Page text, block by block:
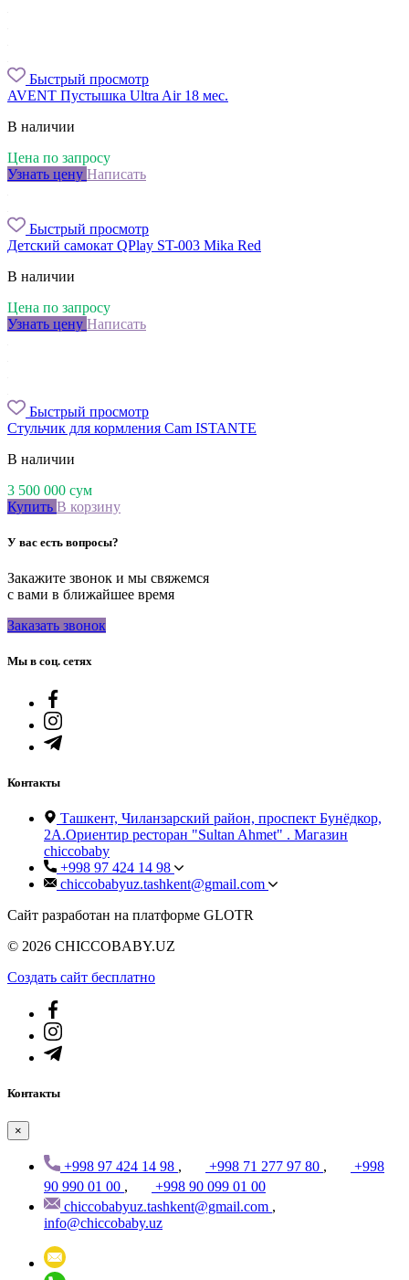
Быстрый просмотр
AVENT Пустышка Ultra Air 18 мес.
В наличии
Цена по запросу
Узнать цену Написать
Быстрый просмотр
Детский самокат QPlay ST-003 Mika Red
В наличии
Цена по запросу
Узнать цену Написать
Быстрый просмотр
Стульчик для кормления Cam ISTANTE
В наличии
3 500 000 сум
Купить В корзину
У вас есть вопросы?
Закажите звонок и мы свяжемся
с вами в ближайшее время
Заказать звонок
Мы в соц. сетях
Контакты
Ташкент, Чиланзарский район, проспект Бунёдкор,
2А.Ориентир ресторан "Sultan Ahmet" . Магазин
chiccobaby
+998 97 424 14 98
chiccobabyuz.tashkent@gmail.com
Сайт разработан на платформе GLOTR
© 2026 CHICCOBABY.UZ
Создать cайт бесплатно
Контакты
×
+998 97 424 14 98 , +998 71 277 97 80 ,
+998
90 990 01 00 ,
+998 90 099 01 00
chiccobabyuz.tashkent@gmail.com ,
info@chiccobaby.uz